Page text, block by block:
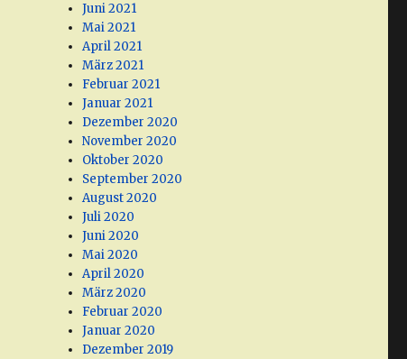
Juni 2021
Mai 2021
April 2021
März 2021
Februar 2021
Januar 2021
Dezember 2020
November 2020
Oktober 2020
September 2020
August 2020
Juli 2020
Juni 2020
Mai 2020
April 2020
März 2020
Februar 2020
Januar 2020
Dezember 2019